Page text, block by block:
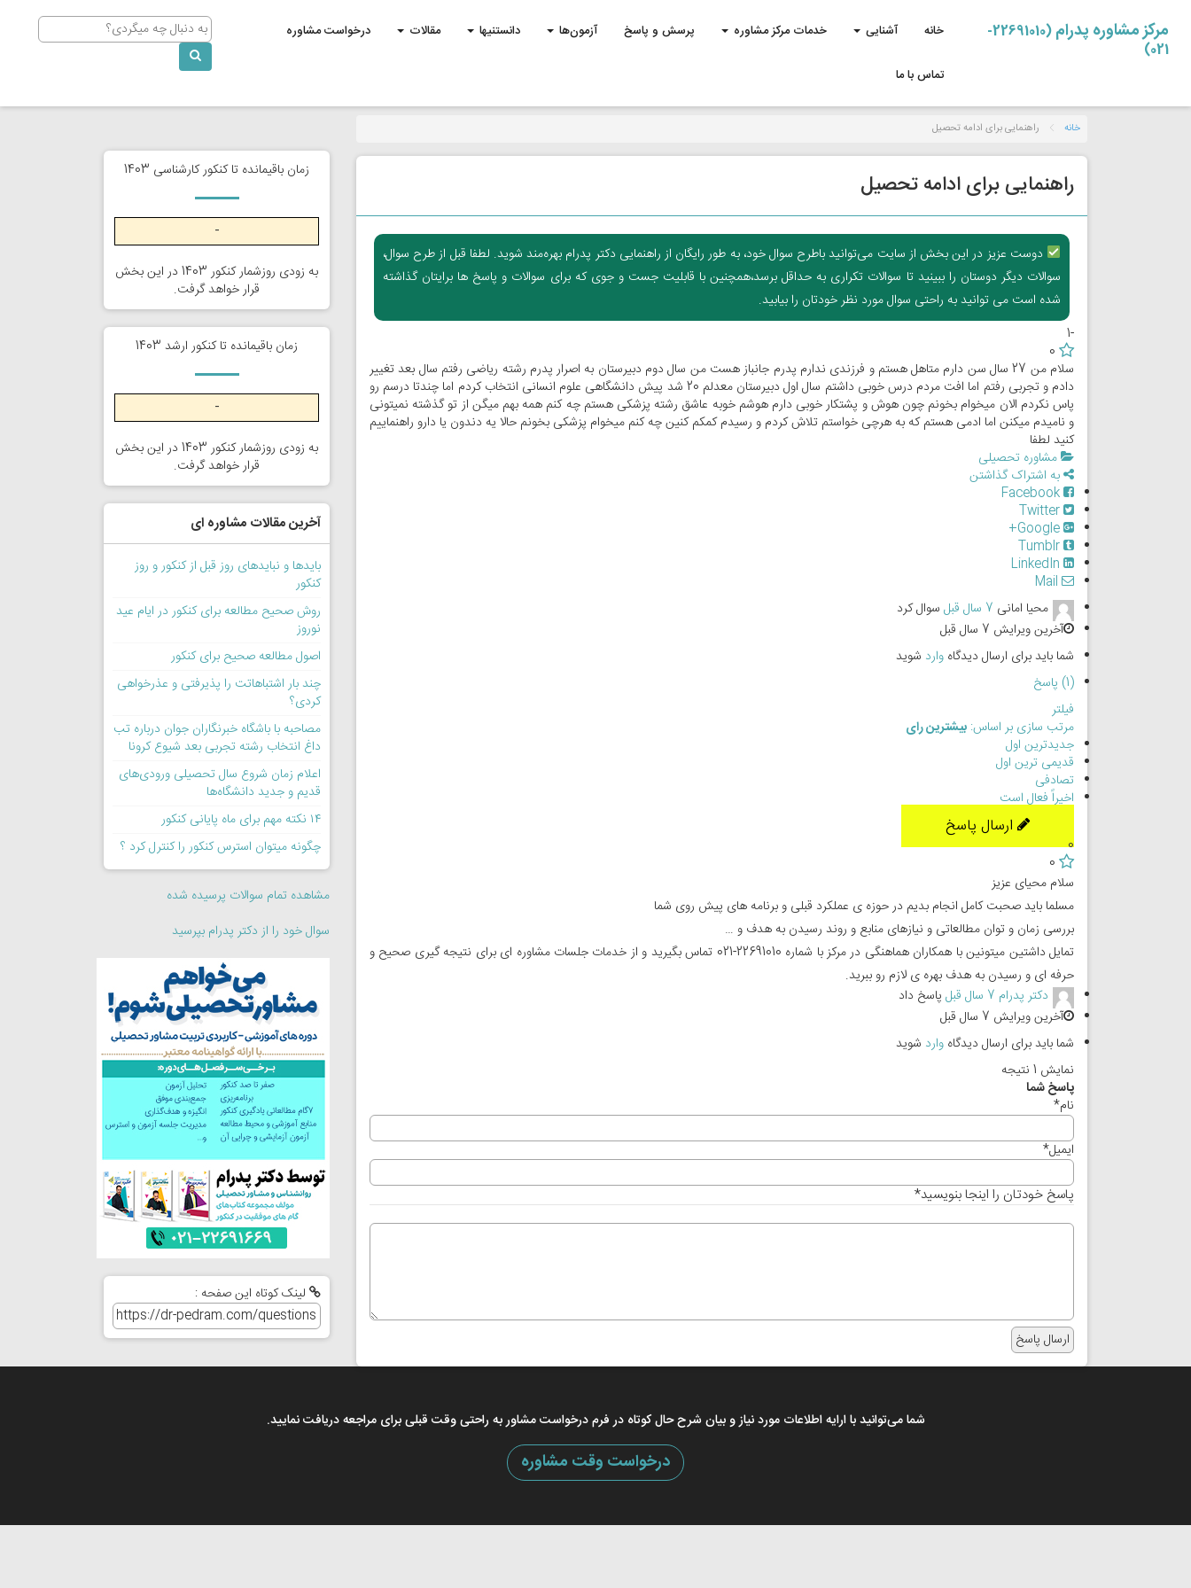
مرکز مشاوره پدرام
(22691010-
021)
خانه آشنایی خدمات مرکز مشاوره پرسش و پاسخ آزمون‌ها دانستنیها مقالات درخواست مشاوره
تماس با ما
Search
خانه راهنمایی برای ادامه تحصیل
راهنمایی برای ادامه تحصیل
دوست عزیز در این بخش از سایت می‌توانید باطرح سوال خود، به طور رایگان از راهنمایی دکتر پدرام بهره‌مند شوید. لطفا قبل از طرح سوال،
سوالات دیگر دوستان را ببینید تا سوالات تکراری به حداقل برسد،همچنین با قابلیت جست و جوی که برای سوالات و پاسخ ها برایتان گذاشته
شده است می توانید به راحتی سوال مورد نظر خودتان را بیابید.
-1
0
سلام من 27 سال سن دارم متاهل هستم و فرزندی ندارم پدرم جانباز هست من سال دوم دبیرستان به اصرار پدرم رشته ریاضی رفتم سال بعد تغییر
دادم و تجربی رفتم اما افت مردم درس خوبی داشتم سال اول دبیرستان معدلم 20 شد پیش دانشگاهی علوم انسانی انتخاب کردم اما چندتا درسم رو
پاس نکردم الان میخوام بخونم چون هوش و پشتکار خوبی دارم هوشم خوبه عاشق رشته پزشکی هستم چه کنم همه بهم میگن از تو گذشته نمیتونی
و نامیدم میکنن اما ادمی هستم که به هرچی خواستم تلاش کردم و رسیدم کمکم کنین چه کنم میخوام پزشکی بخونم حالا یه دندون یا دارو راهنماییم
کنید لطفا
مشاوره تحصیلی
به اشتراک گذاشتن
محیا امانی 7 سال قبل
سوال کرد
آخرین ویرایش 7 سال قبل
شما باید برای ارسال دیدگاه وارد شوید
(1) پاسخ
فیلتر
مرتب سازی بر اساس: بیشترین رای
جدیدترین اول
قدیمی ترین اول
تصادفی
اخیراً فعال است
ارسال پاسخ
0
0
سلام محیای عزیز
مسلما باید صحبت کامل انجام بدیم در حوزه ی عملکرد قبلی و برنامه های پیش روی شما
بررسی زمان و توان مطالعاتی و نیازهای منابع و روند رسیدن به هدف و …
تمایل داشتین میتونین با همکاران هماهنگی در مرکز با شماره 22691010-021 تماس بگیرید و از خدمات جلسات مشاوره ای برای نتیجه گیری صحیح و
حرفه ای و رسیدن به هدف بهره ی لازم رو ببرید.
دکتر پدرام 7 سال قبل
پاسخ داد
آخرین ویرایش 7 سال قبل
شما باید برای ارسال دیدگاه وارد شوید
نمایش 1 نتیجه
پاسخ شما
نام*
ایمیل*
پاسخ خودتان را اینجا بنویسید*
زمان باقیمانده تا کنکور کارشناسی 1403
-
به زودی روزشمار کنکور 1403 در این بخش
قرار خواهد گرفت.
زمان باقیمانده تا کنکور ارشد 1403
-
به زودی روزشمار کنکور 1403 در این بخش
قرار خواهد گرفت.
آخرین مقالات مشاوره ای
بایدها و نبایدهای روز قبل از کنکور و روز
کنکور
روش صحیح مطالعه برای کنکور در ایام عید
نوروز
اصول مطالعه صحیح برای کنکور
چند بار اشتباهاتت را پذیرفتی و عذرخواهی
کردی؟
مصاحبه با باشگاه خبرنگاران جوان درباره تب
داغ انتخاب رشته تجربی بعد شیوع کرونا
اعلام زمان شروع سال تحصیلی ورودی‌های
قدیم و جدید دانشگاه‌ها
۱۴ نکته مهم برای ماه پایانی کنکور
چگونه میتوان استرس کنکور را کنترل کرد ؟
مشاهده تمام سوالات پرسیده شده
سوال خود را از دکتر پدرام بپرسید
لینک کوتاه این صفحه :
شما می‌توانید با ارایه اطلاعات مورد نیاز و بیان شرح حال کوتاه در فرم درخواست مشاور به راحتی وقت قبلی برای مراجعه دریافت نمایید.
درخواست وقت مشاوره